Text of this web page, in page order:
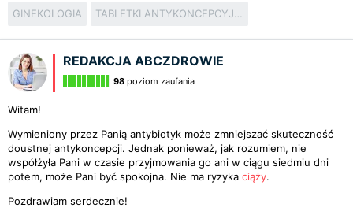
GINEKOLOGIA TABLETKI ANTYKONCEPCYJNE
REDAKCJA ABCZDROWIE
98 poziom zaufania
Witam!
Wymieniony przez Panią antybiotyk może zmniejszać skuteczność
doustnej antykoncepcji. Jednak ponieważ, jak rozumiem, nie
współżyła Pani w czasie przyjmowania go ani w ciągu siedmiu dni
potem, może Pani być spokojna. Nie ma ryzyka ciąży.
Pozdrawiam serdecznie!